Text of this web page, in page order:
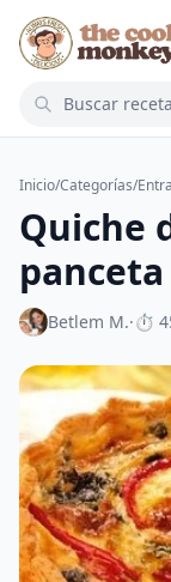
Inicio/Categorías/
Quiche
Betlem M.·⏱